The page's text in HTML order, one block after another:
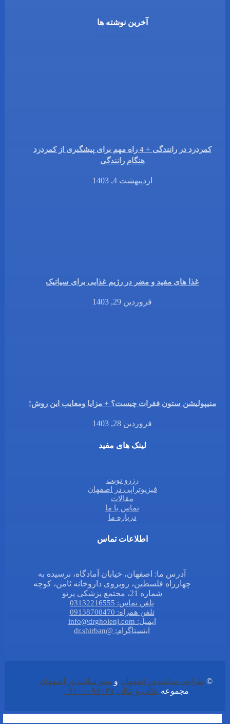
آخرین نوشته ها
کمردرد در رانندگی + 4 راه مهم برای پیشگیری از کمردرد
هنگام رانندگی
اردیبهشت 4, 1403
غذا های مفید و مضر در رژیم غذایی برای سیاتیک
فروردین 29, 1403
منیپولیشن ستون فقرات چیست؟ + مزایا ومعایب این روش!
فروردین 28, 1403
لینک های مفید
رزرو نوبت
فیزیوتراپی در اصفهان
مقالات
تماس با ما
درباره ما
اطلاعات تماس
آدرس ما: اصفهان، خیابان آمادگاه، نرسیده به
چهارراه فلسطین، روبروی داروخانه ثامن، کوچه
شماره 21، مجتمع پزشکی پرتو
تلفن تماس: 03132216555
تلفن همراه: 09138700470
ایمیل: info@drgholenj.com
اینستاگرام: @dr.shirban
© طراحی سایت در اصفهان و سئو سایت در اصفهان
مجموعه عالی و عالی ۰۹۱۰۰۰۹۸۰۳۷